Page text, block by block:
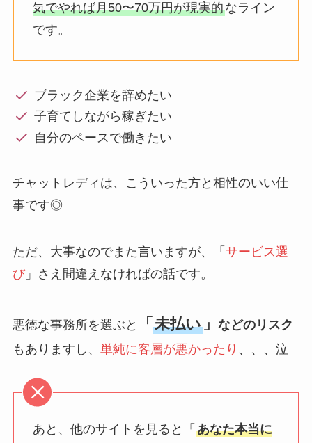
気でやれば月50〜70万円が現実的なライン
です。
ブラック企業を辞めたい
子育てしながら稼ぎたい
自分のペースで働きたい
チャットレディは、こういった方と相性のいい仕
事です◎
ただ、大事なのでまた言いますが、「 サービス選
び」さえ間違えなければの話です。
悪徳な事務所を選ぶと 「 未払い」 などのリスク
もありますし、 単純に客層が悪かったり 、、、泣
あと、他のサイトを見ると「 あなた本当に